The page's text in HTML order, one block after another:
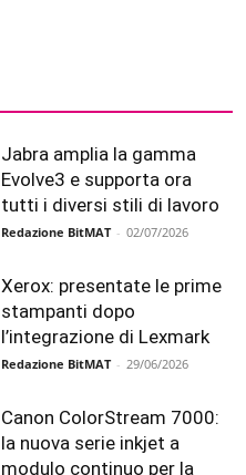
Jabra amplia la gamma
Evolve3 e supporta ora
tutti i diversi stili di lavoro
Redazione BitMAT - 02/07/2026
Xerox: presentate le prime
stampanti dopo
l’integrazione di Lexmark
Redazione BitMAT - 29/06/2026
Canon ColorStream 7000:
la nuova serie inkjet a
modulo continuo per la